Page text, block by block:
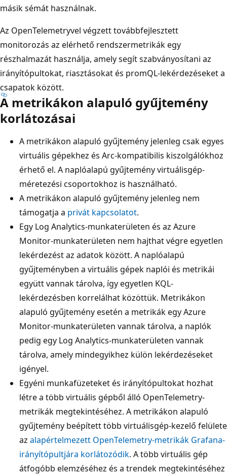
másik sémát használnak.
Az OpenTelemetryvel végzett továbbfejlesztett
monitorozás az elérhető rendszermetrikák egy
részhalmazát használja, amely segít szabványosítani az
irányítópultokat, riasztásokat és promQL-lekérdezéseket a
csapatok között.
A metrikákon alapuló gyűjtemény
korlátozásai
A metrikákon alapuló gyűjtemény jelenleg csak egyes
virtuális gépekhez és Arc-kompatibilis kiszolgálókhoz
érhető el. A naplóalapú gyűjtemény virtuálisgép-
méretezési csoportokhoz is használható.
A metrikákon alapuló gyűjtemény jelenleg nem
támogatja a privát kapcsolatot.
Egy Log Analytics-munkaterületen és az Azure
Monitor-munkaterületen nem hajthat végre egyetlen
lekérdezést az adatok között. A naplóalapú
gyűjteményben a virtuális gépek naplói és metrikái
együtt vannak tárolva, így egyetlen KQL-
lekérdezésben korrelálhat közöttük. Metrikákon
alapuló gyűjtemény esetén a metrikák egy Azure
Monitor-munkaterületen vannak tárolva, a naplók
pedig egy Log Analytics-munkaterületen vannak
tárolva, amely mindegyikhez külön lekérdezéseket
igényel.
Egyéni munkafüzeteket és irányítópultokat hozhat
létre a több virtuális gépből álló OpenTelemetry-
metrikák megtekintéséhez. A metrikákon alapuló
gyűjtemény beépített több virtuálisgép-kezelő felülete
az alapértelmezett OpenTelemetry-metrikák Grafana-
irányítópultjára korlátozódik. A több virtuális gép
átfogóbb elemzéséhez és a trendek megtekintéséhez